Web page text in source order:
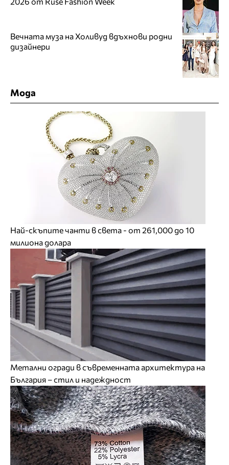
Вечната муза на Холивуд вдъхнови родни
дизайнери
Мода
Най-скъпите чанти в света - от 261,000 до 10
милиона долара
Метални огради в съвременната архитектура на
България – стил и надеждност